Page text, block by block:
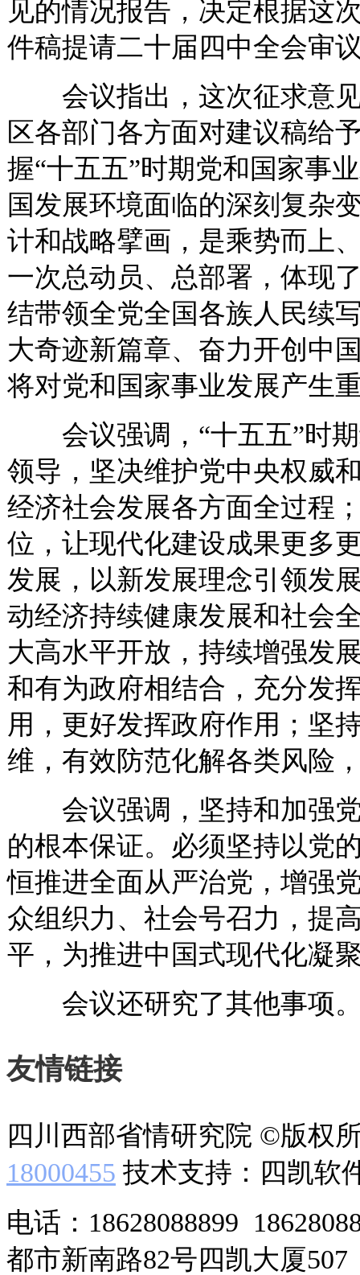
见的情况报告，决定根据这
件稿提请二十届四中全会审
会议指出，这次征求意见
区各部门各方面对建议稿给
握“十五五”时期党和国家事
国发展环境面临的深刻复杂
计和战略擘画，是乘势而上
一次总动员、总部署，体现
结带领全党全国各族人民续
大奇迹新篇章、奋力开创中
将对党和国家事业发展产生
会议强调，“十五五”时期
领导，坚决维护党中央权威
经济社会发展各方面全过程
位，让现代化建设成果更多
发展，以新发展理念引领发
动经济持续健康发展和社会
大高水平开放，持续增强发
和有为政府相结合，充分发
用，更好发挥政府作用；坚
维，有效防范化解各类风险
会议强调，坚持和加强党
的根本保证。必须坚持以党
恒推进全面从严治党，增强
众组织力、社会号召力，提
平，为推进中国式现代化凝
会议还研究了其他事项
友情链接
四川西部省情研究院 ©版权
18000455 技术支持：四凯软
电话：18628088899
都市新南路82号四凯大厦507